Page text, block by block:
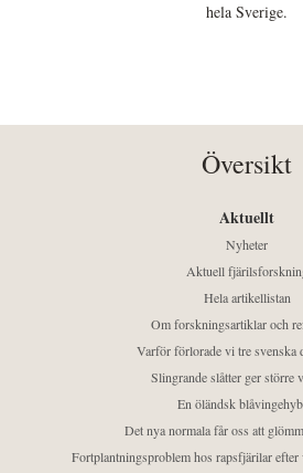
hela Sverige.
Översikt
Aktuellt
Nyheter
Aktuell
Hela artikellistan
Om forskningsartiklar och
Varför förlorade vi tre svenska
Slingrande slåtter ger större
En öländsk
Det nya normala får oss att
Fortplantningsproblem hos rapsfjärilar efter